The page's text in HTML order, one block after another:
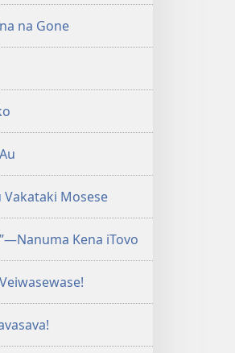
na Gone
Mosese
Kena iTovo